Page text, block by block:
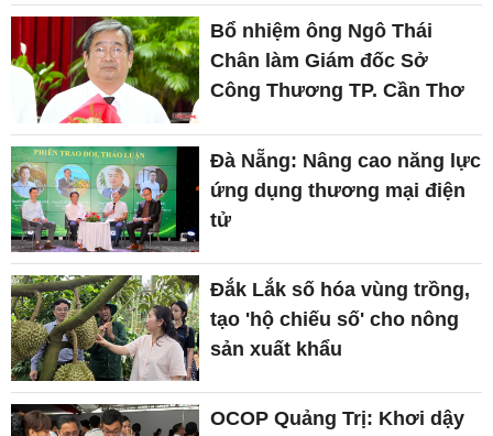
Bổ nhiệm ông Ngô Thái
Chân làm Giám đốc Sở
Công Thương TP. Cần Thơ
Đà Nẵng: Nâng cao năng lực
ứng dụng thương mại điện
tử
Đắk Lắk số hóa vùng trồng,
tạo 'hộ chiếu số' cho nông
sản xuất khẩu
OCOP Quảng Trị: Khơi dậy